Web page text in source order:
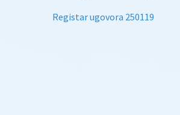
Registar ugovora 250119